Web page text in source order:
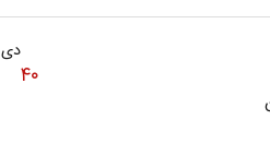
دی ۱۴۰۴
۴۰